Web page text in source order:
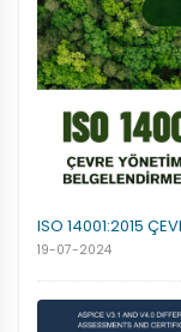
ISO 14001:2015
19-07-2024